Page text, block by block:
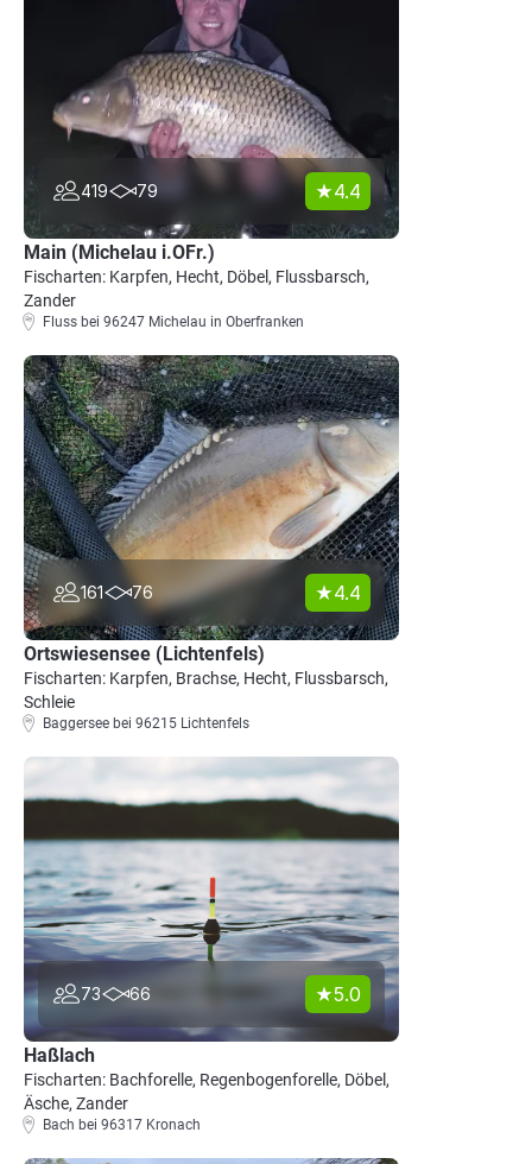
419 79 4.4
Main (Michelau i.OFr.)
Fischarten: Karpfen, Hecht, Döbel, Flussbarsch,
Zander
Fluss bei 96247 Michelau in Oberfranken
161 76 4.4
Ortswiesensee (Lichtenfels)
Fischarten: Karpfen, Brachse, Hecht, Flussbarsch,
Schleie
Baggersee bei 96215 Lichtenfels
73 66 5.0
Haßlach
Fischarten: Bachforelle, Regenbogenforelle, Döbel,
Äsche, Zander
Bach bei 96317 Kronach